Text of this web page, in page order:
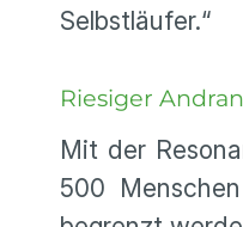
Selbstläufer.“
Riesiger
Mit der
500